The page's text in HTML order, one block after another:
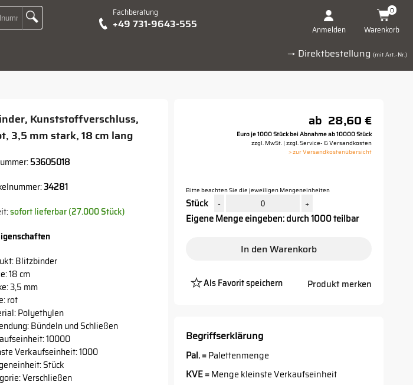
hier eingeben:
Zur Suche Landingpage Fachberatung
+49 731-9643-555 Anmelden Warenkorb
0
→ Direktbestellung (mit Art.-Nr.)
Kunststoffverschluss,
3,5 mm stark, 18 cm lang
53605018
34281
sofort lieferbar (27.000 Stück)
Blitzbinder
18 cm
3,5 mm
rot
Polyethylen
Bündeln und Schließen
10000
Verkaufseinheit: 1000
Stück
Verschließen
ab 28,60 €
Euro je 1000 Stück bei Abnahme ab 10000 Stück
zzgl. MwSt. | zzgl. Service- & Versandkosten
> zur Versandkostenübersicht
Bitte beachten Sie die jeweiligen Mengeneinheiten
Stück - +
Eigene Menge eingeben: durch 1000 teilbar
In den Warenkorb
Als Favorit speichern
Platzhalter
Produkt merken
Begriffserklärung
Pal. =Palettenmenge
KVE =Menge kleinste Verkaufseinheit